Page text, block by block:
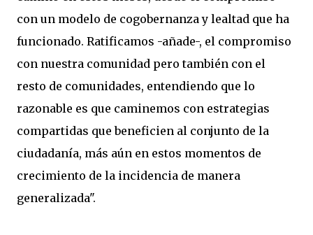
con un modelo de cogobernanza y lealtad que ha
funcionado. Ratificamos -añade-, el compromiso
con nuestra comunidad pero también con el
resto de comunidades, entendiendo que lo
razonable es que caminemos con estrategias
compartidas que beneficien al conjunto de la
ciudadanía, más aún en estos momentos de
crecimiento de la incidencia de manera
generalizada".